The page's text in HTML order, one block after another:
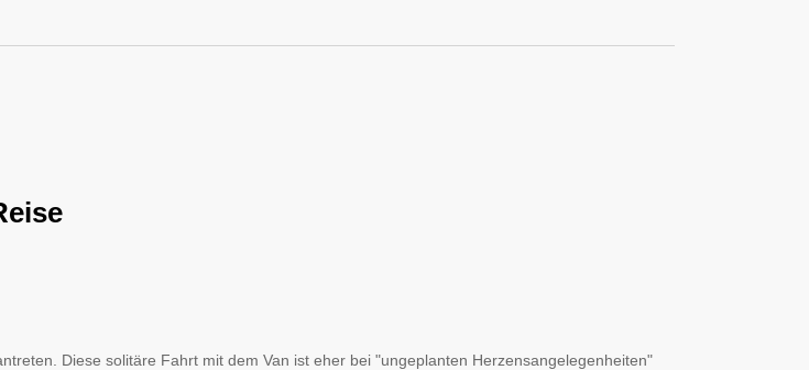
Diese solitäre Fahrt mit dem Van ist eher bei "ungeplanten Herzensangelegenheiten"